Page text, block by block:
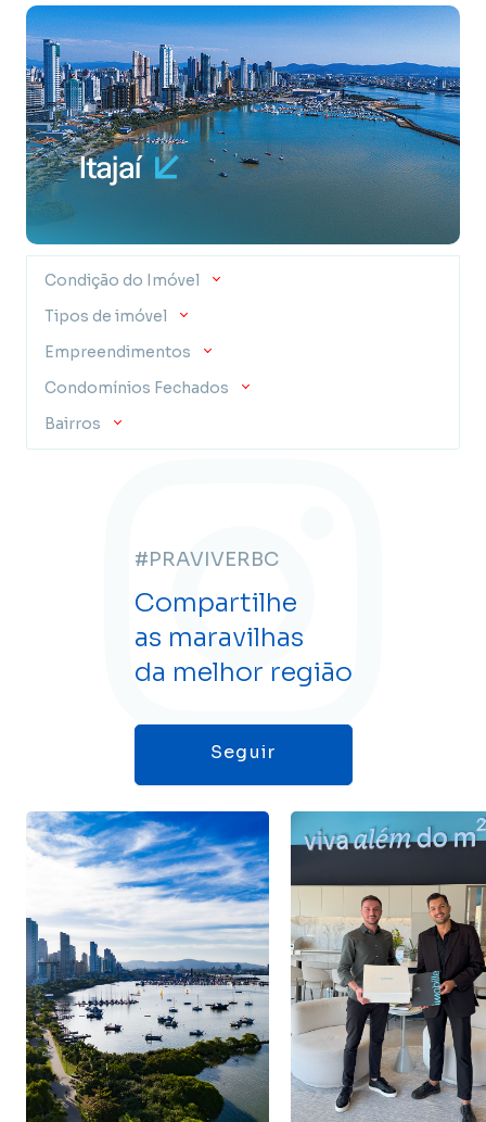
Condição do Imóvel
Tipos de imóvel
Empreendimentos
Condomínios Fechados
Bairros
#PRAVIVERBC
Compartilhe
as maravilhas
da melhor região
Seguir